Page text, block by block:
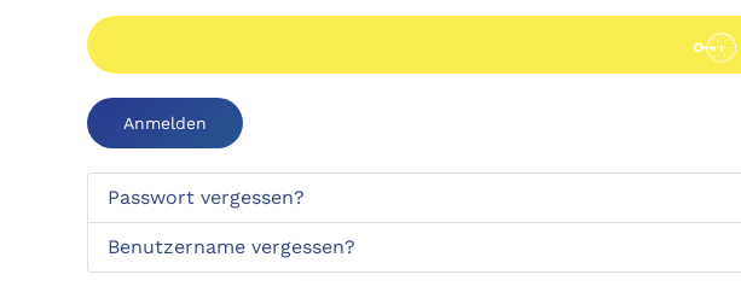
Anmelden
Passwort vergessen?
Benutzername vergessen?